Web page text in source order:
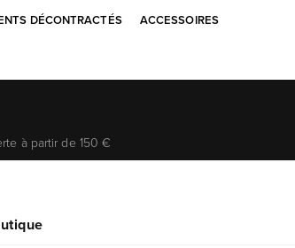
DÉCONTRACTÉS ACCESSOIRES
à partir de 150 €